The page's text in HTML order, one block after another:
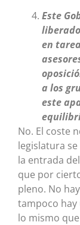
Este
en
a los
este
No. El coste
legislatura
la entrada
que por
pleno. No
tampoco hay
lo mismo